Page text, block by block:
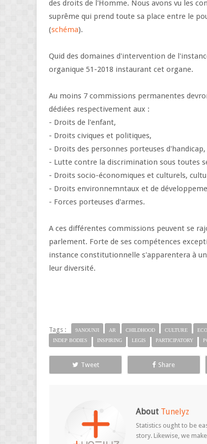
des droits de l'Homme. Nous avons vu les
suprême qui prend toute sa place entre le
(schéma).
Quid des domaines d'intervention de
organique 51-2018 instaurant cet organe.
Au moins 7 commissions permanentes
dédiées respectivement aux :
- Droits de l'enfant,
- Droits civiques et politiques,
- Droits des personnes porteuses d'handicap,
- Lutte contre la discrimination sous toutes
- Droits socio-économiques et culturels,
- Droits environnemntaux et de
- Forces porteuses d'armes.
A ces différentes commissions peuvent se
parlement. Forte de ses compétences
instance constitutionnelle s'apparentera à
leur diversité.
Tags : 9ANOUNJI AR CHILDHOOD CULTURE ECO
INDEP BODIES
INSPIRING LEGIS PARTICIPATORY
Tweet Share
About Tunelyz
Statistics ought to be
story. Likewise, we